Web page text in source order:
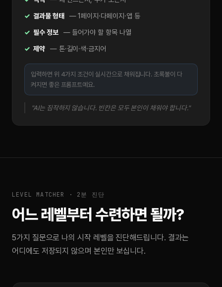
결과물 형태 — 1페이지·다페이지·앱 등
필수 정보 — 들어가야 할 항목 나열
제약 — 톤·길이·색·금지어
입력하면 위 4가지 조건이 실시간으로 채워집니다. 초록불이 다
켜지면 좋은 프롬프트예요.
"AI는 짐작하지 않습니다. 빈칸은 모두 본인이 채워야 합니다."
LEVEL MATCHER · 2분 진단
어느 레벨부터 수련하면 될까?
5가지 질문으로 나의 시작 레벨을 진단해드립니다. 결과는
어디에도 저장되지 않으며 본인만 보십니다.